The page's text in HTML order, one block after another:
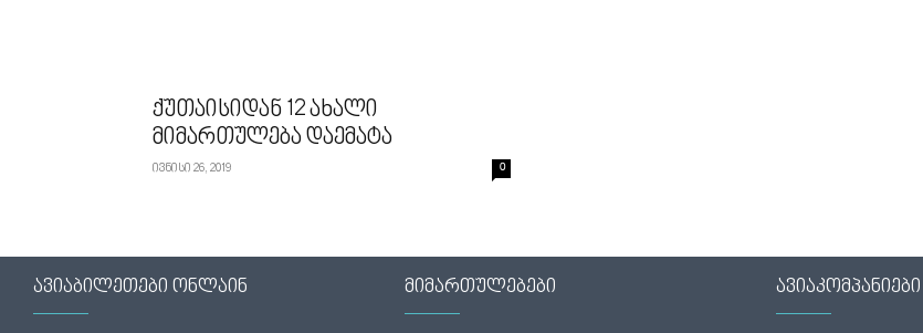
ქუთაისიდან 12 ახალი
მიმართულება დაემატა
ივნისი 26, 2019 0
ავიაბილეთები ონლაინ მიმართულებები ავიაკომპანიები